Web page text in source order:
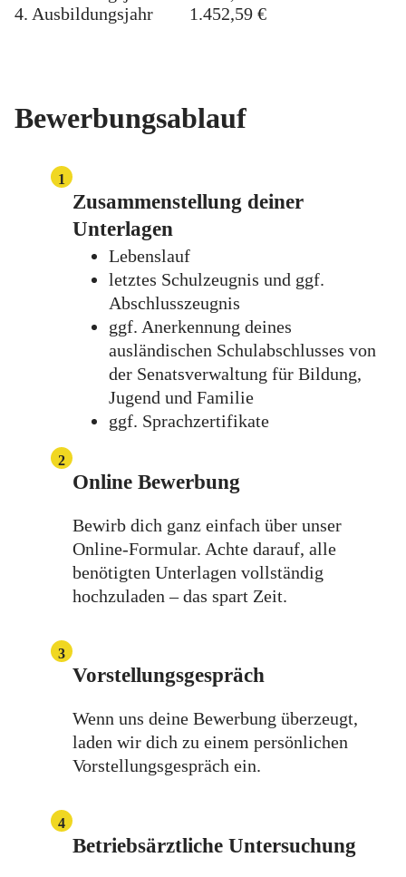
4. Ausbildungsjahr 1.452,59 €
Bewerbungsablauf
1
Zusammenstellung deiner
Unterlagen
Lebenslauf
letztes Schulzeugnis und ggf.
Abschlusszeugnis
ggf. Anerkennung deines
ausländischen Schulabschlusses von
der Senatsverwaltung für Bildung,
Jugend und Familie
ggf. Sprachzertifikate
2
Online Bewerbung
Bewirb dich ganz einfach über unser
Online-Formular. Achte darauf, alle
benötigten Unterlagen vollständig
hochzuladen – das spart Zeit.
3
Vorstellungsgespräch
Wenn uns deine Bewerbung überzeugt,
laden wir dich zu einem persönlichen
Vorstellungsgespräch ein.
4
Betriebsärztliche Untersuchung